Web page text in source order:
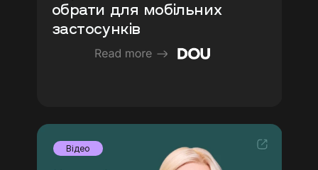
обрати для мобільних
застосунків
Відео